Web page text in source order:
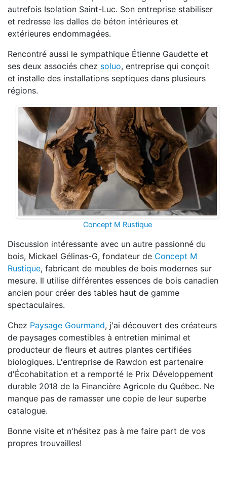
autrefois Isolation Saint-Luc. Son entreprise stabiliser
et redresse les dalles de béton intérieures et
extérieures endommagées.
Rencontré aussi le sympathique Étienne Gaudette et
ses deux associés chez soluo, entreprise qui conçoit
et installe des installations septiques dans plusieurs
régions.
Concept M Rustique
Discussion intéressante avec un autre passionné du
bois, Mickael Gélinas-G, fondateur de Concept M
Rustique, fabricant de meubles de bois modernes sur
mesure. Il utilise différentes essences de bois canadien
ancien pour créer des tables haut de gamme
spectaculaires.
Chez Paysage Gourmand, j'ai découvert des créateurs
de paysages comestibles à entretien minimal et
producteur de fleurs et autres plantes certifiées
biologiques. L'entreprise de Rawdon est partenaire
d'Écohabitation et a remporté le Prix Développement
durable 2018 de la Financière Agricole du Québec. Ne
manque pas de ramasser une copie de leur superbe
catalogue.
Bonne visite et n'hésitez pas à me faire part de vos
propres trouvailles!